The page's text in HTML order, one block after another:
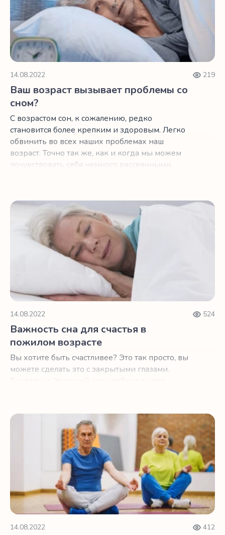
14.08.2022 219
Ваш возраст вызывает проблемы со
сном?
С возрастом сон, к сожалению, редко
становится более крепким и здоровым. Легко
обвинить во всех наших проблемах наш
возраст. Точно так же, как и когда мы можем
почувствовать себя немного рассеянными,
Важность сна для счастья в пожилом возрасте
14.08.2022 524
Важность сна для счастья в
пожилом возрасте
Вы хотите быть счастливее? Это так просто, вы
можете сделать это с закрытыми глазами.
Мягкая йога при проблемах с засыпанием после 60
14.08.2022 412